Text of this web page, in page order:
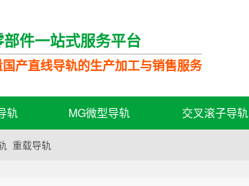
件一站式服务平台
产直线导轨的生产加工与销售服务
轨 MG微型导轨 交叉滚子导轨
重载导轨